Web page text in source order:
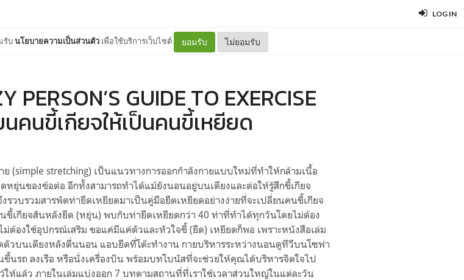
LOG IN
รับนโยบายความเป็นส่วนตัว เพื่อใช้บริการเว็บไซต์ ยอมรับ ไม่ยอมรับ
PERSON’S GUIDE TO EXERCISE
คนขี้เกียจให้เป็นคนขี้เหยียด
(​simple stretching) เป็นแนวทางการออกกำลังกายแบบใหม่ที่ทำให้กล้ามเนื้อ
หยุ่นของข้อต่อ อีกทั้งสามารถทำได้แม้ยังนอนอยู่บนเตียงและต่อให้รู้สึกขี้เกียจ
รวบรวมสารพัดท่ายืดเหยียดมาเป็นคู่มือยืดเหยียดอย่างง่ายที่จะเปลี่ยนคนขี้เกียจ
ขี้เกียจสันหลังยืด (หยุ่น) พบกับท่ายืดเหยียดกว่า 40 ท่าที่ทำได้ทุกวันโดยไม่ต้อง
ต้องใช้อุปกรณ์เสริม ขอแค่มีแค่ตัวและหัวใจขี้ (ยืด) เหยียดก็พอ เพราะหนังสือเล่ม
ตัวบนเตียงหลังตื่นนอน แอบยืดที่โต๊ะทำงาน กายบริหารระหว่างนอนดูทีวีบนโซฟา
นรถ ลงเรือ หรือนั่งเครื่องบิน พร้อมบทโบนัสที่จะช่วยให้คุณได้บริหารจิตใจไป
ให้แล้ว ภายในเล่มแบ่งออก 7 บทตามสถานที่ที่เราใช้เวลาส่วนใหญ่ในแต่ละวัน